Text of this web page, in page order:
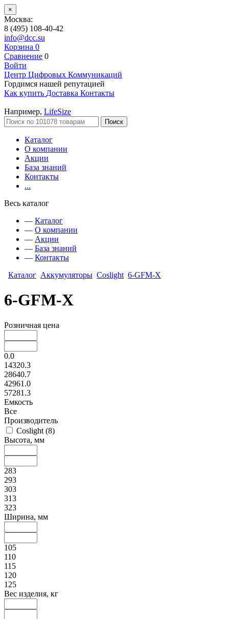
×
Москва:
8 (495) 108-40-42
info@dcc.su
Корзина 0
Сравнение 0
Войти
Центр Цифровых Коммуникаций
Гордимся нашей репутацией
Как купить Доставка Контакты
Например, LifeSize
Поиск
Каталог
О компании
Акции
База знаний
Контакты
...
Весь каталог
— Каталог
— О компании
— Акции
— База знаний
— Контакты
Каталог Аккумуляторы Coslight 6-GFM-X
6-GFM-X
Розничная цена
0.0
14320.3
28640.7
42961.0
57281.3
Емкость
Все
Производитель
Coslight (8)
Высота, мм
283
293
303
313
323
Ширина, мм
105
110
115
120
125
Вес изделия, кг